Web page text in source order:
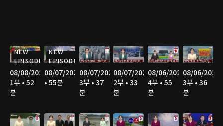
NEW
EPISODE
08/08/2026
1부 • 52
분
NEW
EPISODE
08/07/2026
• 55분
08/07/2026
3부 • 37
분
08/07/2026
2부 • 33
분
08/06/2026
4부 • 55
분
08/06/2026
3부 • 36
분